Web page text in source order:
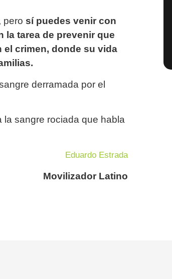
pero sí puedes venir con
tarea de prevenir que
crimen, donde su vida
derramada por el
sangre rociada que habla
Eduardo Estrada
Movilizador Latino